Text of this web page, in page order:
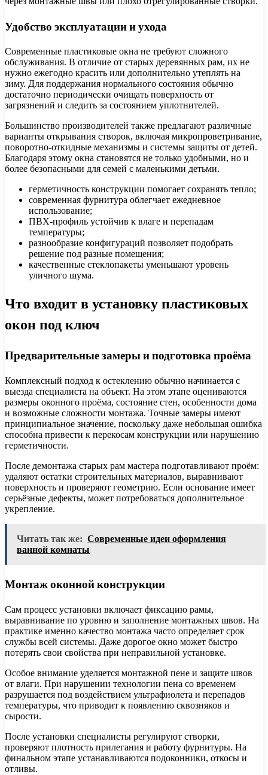
Удобство эксплуатации и ухода
Современные пластиковые окна не требуют сложного
обслуживания. В отличие от старых деревянных рам, их не
нужно ежегодно красить или дополнительно утеплять на
зиму. Для поддержания нормального состояния обычно
достаточно периодически очищать поверхность от
загрязнений и следить за состоянием уплотнителей.
Большинство производителей также предлагают различные
варианты открывания створок, включая микропроветривание,
поворотно-откидные механизмы и системы защиты от детей.
Благодаря этому окна становятся не только удобными, но и
более безопасными для семей с маленькими детьми.
герметичность конструкции помогает сохранять тепло;
современная фурнитура облегчает ежедневное
использование;
ПВХ-профиль устойчив к влаге и перепадам
температуры;
разнообразие конфигураций позволяет подобрать
решение под разные помещения;
качественные стеклопакеты уменьшают уровень
уличного шума.
Что входит в установку пластиковых
окон под ключ
Предварительные замеры и подготовка проёма
Комплексный подход к остеклению обычно начинается с
выезда специалиста на объект. На этом этапе оцениваются
размеры оконного проёма, состояние стен, особенности дома
и возможные сложности монтажа. Точные замеры имеют
принципиальное значение, поскольку даже небольшая ошибка
способна привести к перекосам конструкции или нарушению
герметичности.
После демонтажа старых рам мастера подготавливают проём:
удаляют остатки строительных материалов, выравнивают
поверхность и проверяют геометрию. Если основание имеет
серьёзные дефекты, может потребоваться дополнительное
укрепление.
Читать так же: Современные идеи оформления
ванной комнаты
Монтаж оконной конструкции
Сам процесс установки включает фиксацию рамы,
выравнивание по уровню и заполнение монтажных швов. На
практике именно качество монтажа часто определяет срок
службы всей системы. Даже дорогое окно может быстро
потерять свои свойства при неправильной установке.
Особое внимание уделяется монтажной пене и защите швов
от влаги. При нарушении технологии пена со временем
разрушается под воздействием ультрафиолета и перепадов
температуры, что приводит к появлению сквозняков и
сырости.
После установки специалисты регулируют створки,
проверяют плотность прилегания и работу фурнитуры. На
финальном этапе устанавливаются подоконники, откосы и
отливы.